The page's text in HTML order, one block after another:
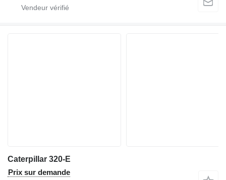
Caterpillar 320-E
Prix sur demande